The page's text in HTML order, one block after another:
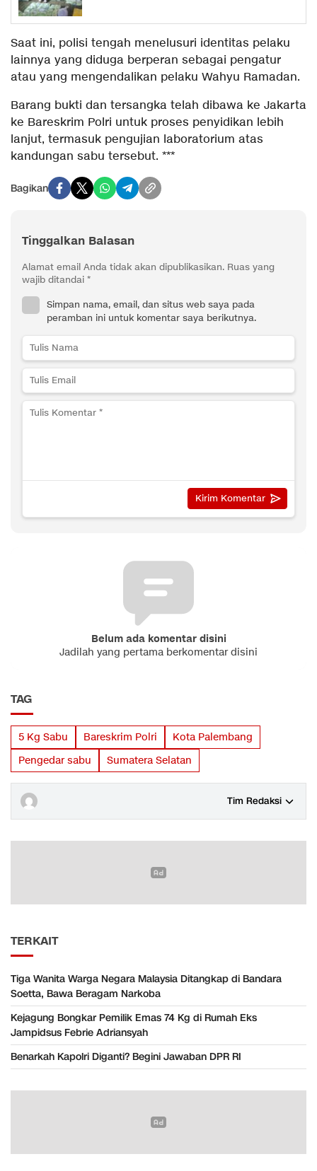
Saat ini, polisi tengah menelusuri identitas pelaku
lainnya yang diduga berperan sebagai pengatur
atau yang mengendalikan pelaku Wahyu Ramadan.
Barang bukti dan tersangka telah dibawa ke Jakarta
ke Bareskrim Polri untuk proses penyidikan lebih
lanjut, termasuk pengujian laboratorium atas
kandungan sabu tersebut. ***
Bagikan
Tinggalkan Balasan
Alamat email Anda tidak akan dipublikasikan. Ruas yang
wajib ditandai *
Simpan nama, email, dan situs web saya pada
peramban ini untuk komentar saya berikutnya.
Belum ada komentar disini
Jadilah yang pertama berkomentar disini
TAG
5 Kg Sabu Bareskrim Polri
Kota Palembang
Pengedar sabu
Sumatera Selatan
Tim Redaksi
TERKAIT
Tiga Wanita Warga Negara Malaysia Ditangkap di Bandara
Soetta, Bawa Beragam Narkoba
Kejagung Bongkar Pemilik Emas 74 Kg di Rumah Eks
Jampidsus Febrie Adriansyah
Benarkah Kapolri Diganti? Begini Jawaban DPR RI